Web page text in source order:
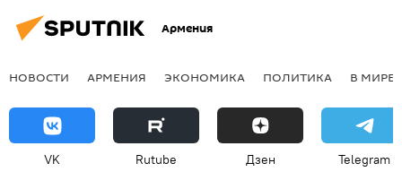
Армения
НОВОСТИ АРМЕНИЯ ЭКОНОМИКА ПОЛИТИКА В МИРЕ
VK Rutube Дзен Telegram